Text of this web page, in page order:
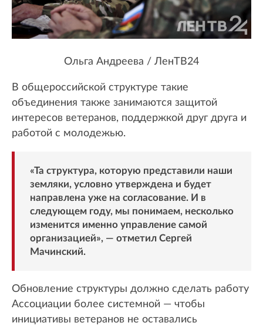
Ольга Андреева / ЛенТВ24
В общероссийской структуре такие
объединения также занимаются защитой
интересов ветеранов, поддержкой друг друга и
работой с молодежью.
«Та структура, которую представили наши
земляки, условно утверждена и будет
направлена уже на согласование. И в
следующем году, мы понимаем, несколько
изменится именно управление самой
организацией», — отметил Сергей
Мачинский.
Обновление структуры должно сделать работу
Ассоциации более системной — чтобы
инициативы ветеранов не оставались